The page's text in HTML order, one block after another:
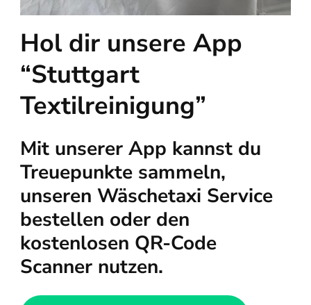
Hol dir unsere App
“Stuttgart
Textilreinigung”
Mit unserer App kannst du
Treuepunkte sammeln,
unseren Wäschetaxi Service
bestellen oder den
kostenlosen QR-Code
Scanner nutzen.